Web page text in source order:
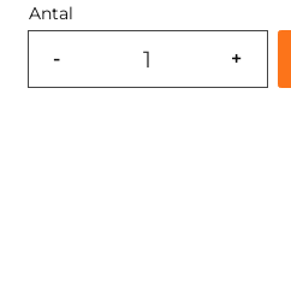
Antal
+
-